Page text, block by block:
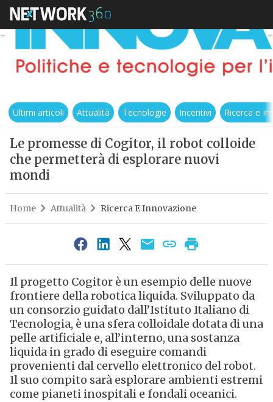
Ultimi articoli Attualità Tecnologie Incentivi Ricerca e
Le promesse di Cogitor, il robot colloide
che permetterà di esplorare nuovi
mondi
Home Attualità Ricerca E Innovazione
Il progetto Cogitor è un esempio delle nuove
frontiere della robotica liquida. Sviluppato da
un consorzio guidato dall’Istituto Italiano di
Tecnologia, è una sfera colloidale dotata di una
pelle artificiale e, all’interno, una sostanza
liquida in grado di eseguire comandi
provenienti dal cervello elettronico del robot.
Il suo compito sarà esplorare ambienti estremi
come pianeti inospitali e fondali oceanici.